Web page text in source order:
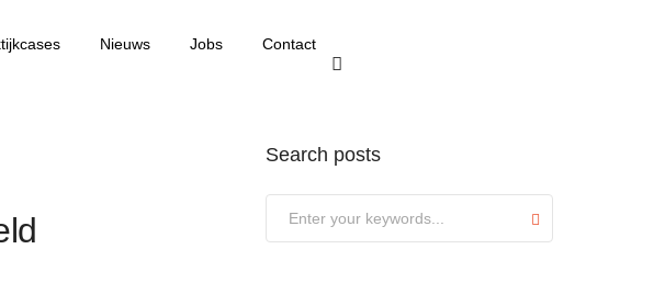
Nieuws Jobs Contact
Search posts